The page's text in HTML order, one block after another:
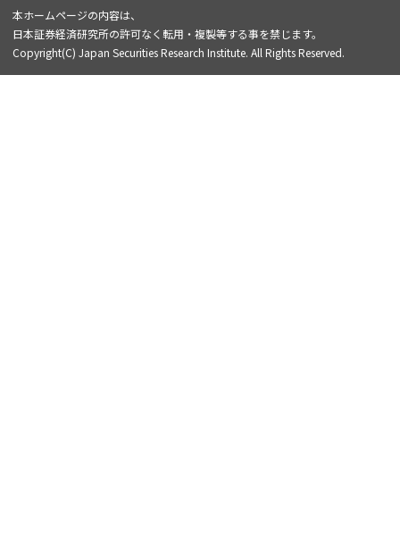
本ホームページの内容は、
日本証券経済研究所の許可なく転用・複製等する事を禁じます。
Copyright(C) Japan Securities Research Institute. All Rights Reserved.